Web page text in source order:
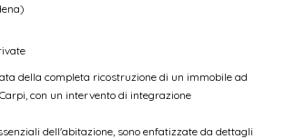
della completa ricostruzione di un immobile ad
con un intervento di integrazione
dell'abitazione, sono enfatizzate da dettagli